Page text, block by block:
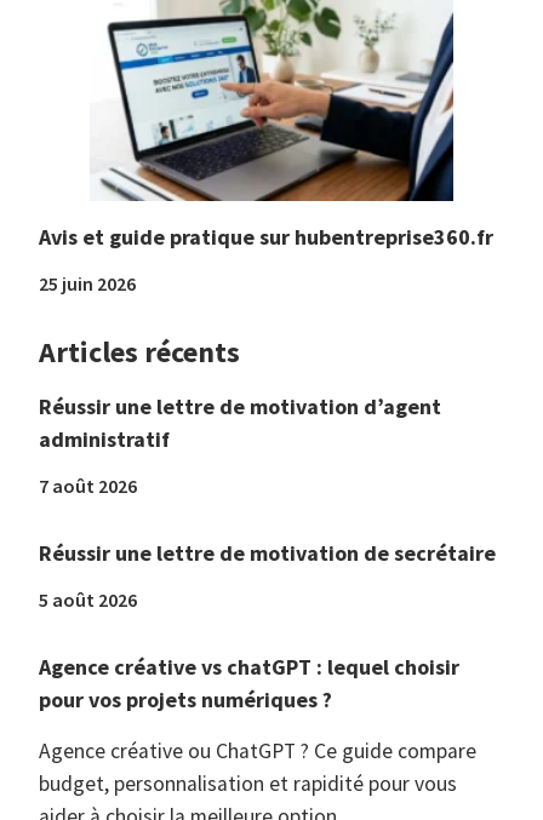
Avis et guide pratique sur hubentreprise360.fr
25 juin 2026
Articles récents
Réussir une lettre de motivation d’agent
administratif
7 août 2026
Réussir une lettre de motivation de secrétaire
5 août 2026
Agence créative vs chatGPT : lequel choisir
pour vos projets numériques ?
Agence créative ou ChatGPT ? Ce guide compare
budget, personnalisation et rapidité pour vous